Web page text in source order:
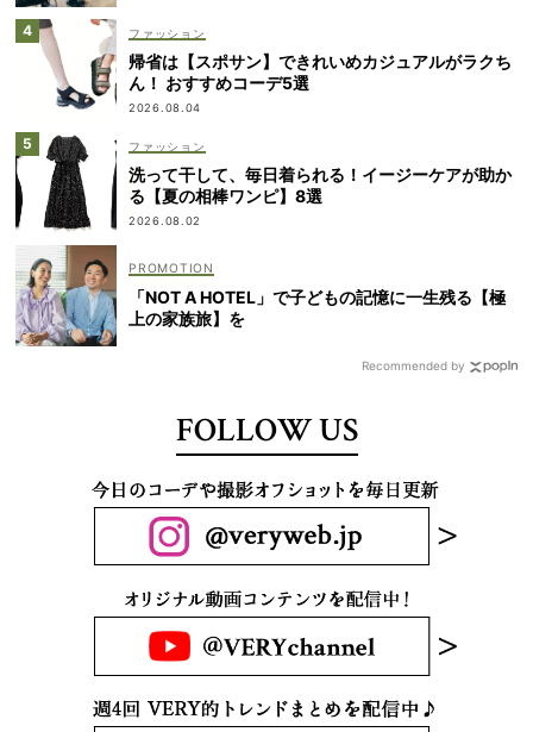
ファッション
帰省は【スポサン】できれいめカジュアルがラクち
ん！ おすすめコーデ5選
2026.08.04
ファッション
洗って干して、毎日着られる！イージーケアが助か
る【夏の相棒ワンピ】8選
2026.08.02
「NOT A HOTEL」で子どもの記憶に一生残る【極
上の家族旅】を
Recommended by
FOLLOW US